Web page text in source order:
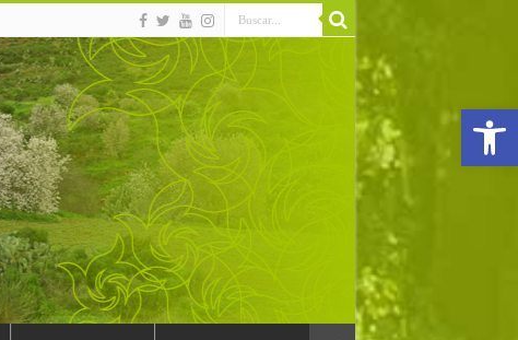
Abrir